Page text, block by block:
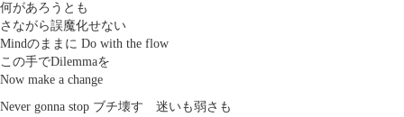
何があろうとも
さながら誤魔化せない
Mindのままに Do with the flow
この手でDilemmaを
Now make a change
Never gonna stop ブチ壊す 迷いも弱さも